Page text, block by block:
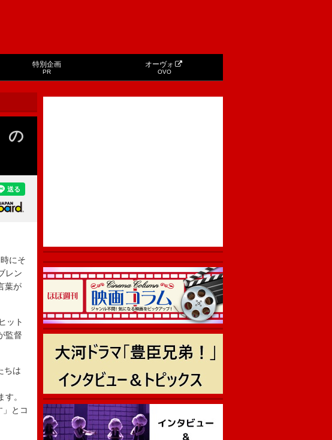
特別企画
PR
オーヴォ
OVO
の
送る
にそ
レン
葉が
ット
監督
ちは
。
」とコ